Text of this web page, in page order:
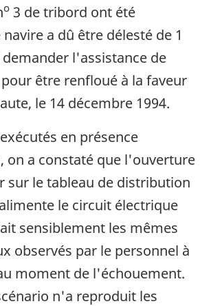
o 3 de tribord ont été
a dû être délesté de 1
l'assistance de
être renfloué à la faveur
le 14 décembre 1994.
en présence
on a constaté que l'ouverture
sur le tableau de distribution
le circuit électrique
sensiblement les mêmes
observés par le personnel à
moment de l'échouement.
n'a reproduit les